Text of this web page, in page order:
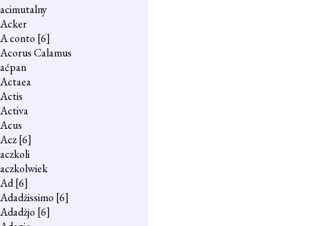
acimutalny
Acker
A conto [6]
Acorus Calamus
aćpan
Actaea
Actis
Activa
Acus
Acz[6]
aczkoli
aczkolwiek
Ad[6]
Adadżissimo [6]
Adadżjo [6]